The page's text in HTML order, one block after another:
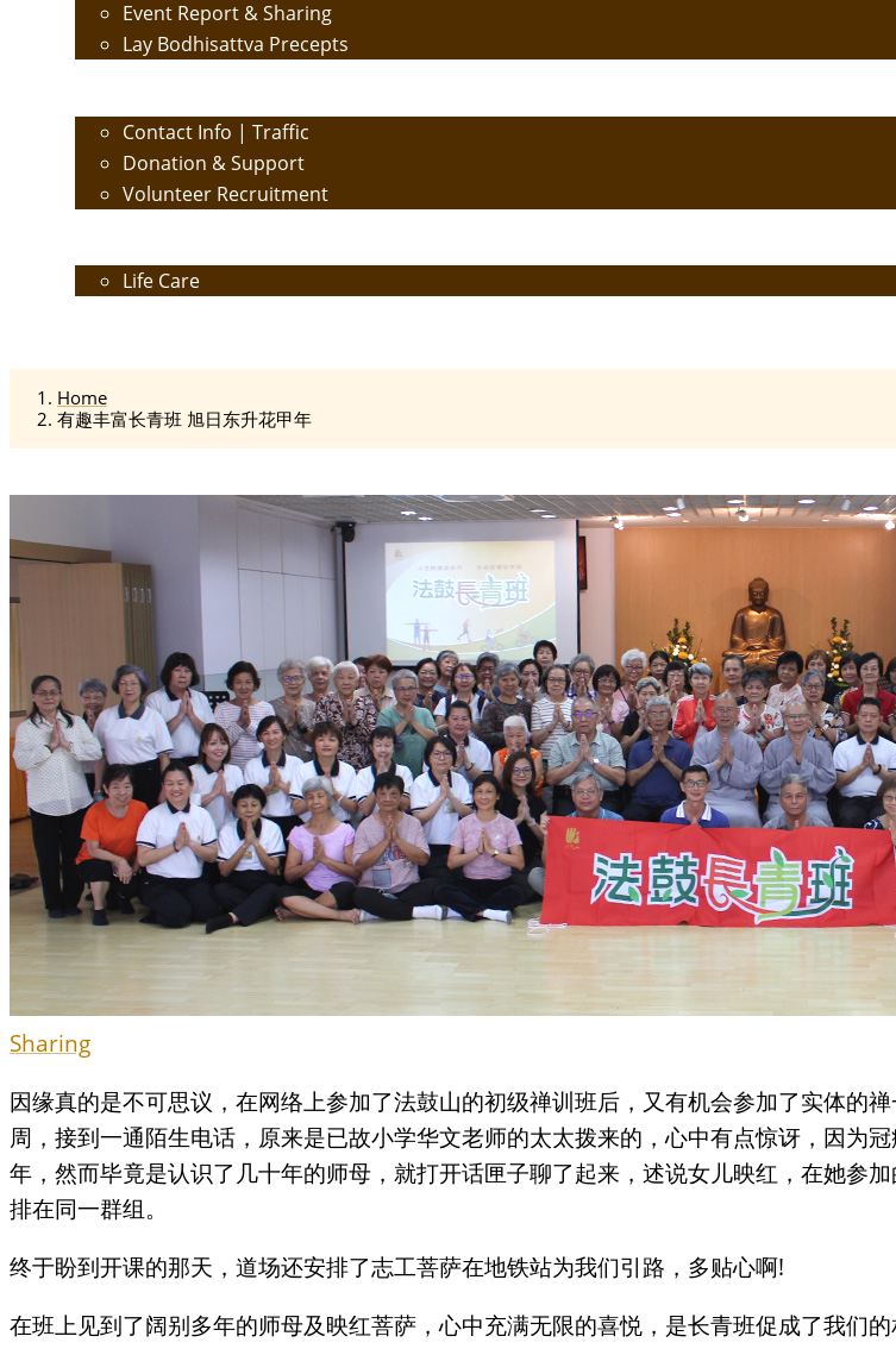
Event Report & Sharing
Lay Bodhisattva Precepts
Contact Info | Traffic
Donation & Support
Volunteer Recruitment
Life Care
Home
有趣丰富长青班 旭日东升花甲年
Sharing
因缘真的是不可思议，在网络上参加了法鼓山的初级禅训班后，又有机会参加了实体的
周，接到一通陌生电话，原来是已故小学华文老师的太太拨来的，心中有点惊讶，因为
年，然而毕竟是认识了几十年的师母，就打开话匣子聊了起来，述说女儿映红，在她参
排在同一群组。
终于盼到开课的那天，道场还安排了志工菩萨在地铁站为我们引路，多贴心啊!
在班上见到了阔别多年的师母及映红菩萨，心中充满无限的喜悦，是长青班促成了我们